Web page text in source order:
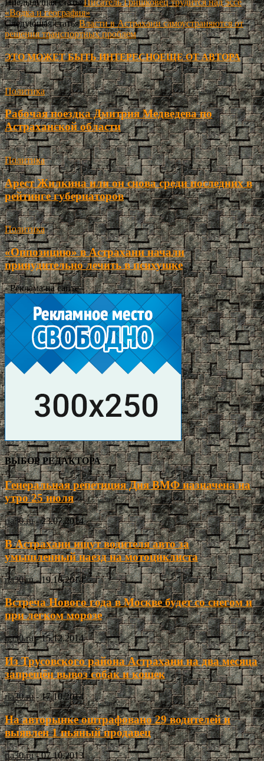
Предыдущая статьяПисатель Гришковец трудится над эссе
«Водка и география»
Следующая статьяВласти в Астрахани самоустраняются от
решения транспортных проблем
ЭТО МОЖЕТ БЫТЬ ИНТЕРЕСНОЕЩЕ ОТ АВТОРА
Политика
Рабочая поездка Дмитрия Медведева по
Астраханской области
Политика
Арест Жилкина или он снова среди последних в
рейтинге губернаторов
Политика
«Оппозицию» в Астрахани начали
принудительно лечить в психушке
- Реклама на сайте -
ВЫБОР РЕДАКТОРА
Генеральная репетиция Дня ВМФ назначена на
утро 25 июля
ria30.ru - 23.07.2014
В Астрахани ищут водителя авто за
умышленный наезд на мотоциклиста
ria30.ru - 19.10.2014
Встреча Нового года в Москве будет со снегом и
при легком морозе
ria30.ru - 15.12.2014
Из Трусовского района Астрахани на два месяца
запрещён вывоз собак и кошек
ria30.ru - 17.10.2014
На авторынке оштрафовано 29 водителей и
выявлен 1 пьяный продавец
ria30.ru - 07.10.2013